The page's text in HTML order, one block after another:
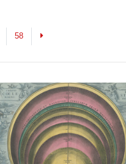
58 Next